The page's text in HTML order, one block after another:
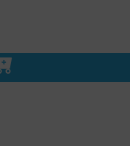
den Warenkorb